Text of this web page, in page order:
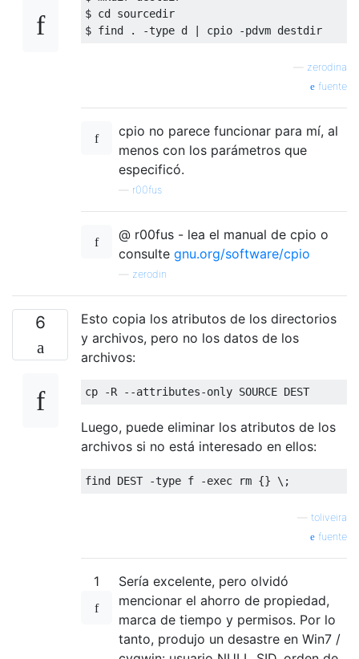
$ cd sourcedir
zerodina
fuente
cpio no parece funcionar para mí, al
menos con los parámetros que
especificó.
r00fus
@ r00fus - lea el manual de cpio o
consulte gnu.org/software/cpio
zerodin
6
Esto copia los atributos de los directorios
y archivos, pero no los datos de los
archivos:
Luego, puede eliminar los atributos de los
archivos si no está interesado en ellos:
toliveira
fuente
1
Sería excelente, pero olvidó
mencionar el ahorro de propiedad,
marca de tiempo y permisos. Por lo
tanto, produjo un desastre en Win7 /